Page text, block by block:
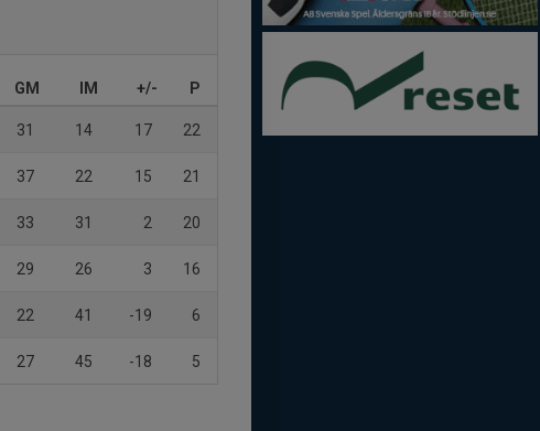
GM IM +/- P
31 14 17 22
37 22 15 21
33 31 2 20
29 26 3 16
22 41 -19 6
27 45 -18 5